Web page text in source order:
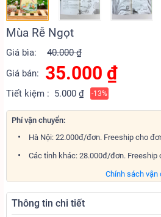
Mùa Rễ Ngọt
Giá bìa:
40.000 ₫
Giá bán:
35.000 ₫
Tiết kiệm : 5.000 ₫ -13%
Phí vận chuyển:
Hà Nội: 22.000đ/đơn. Freeship cho
Các tỉnh khác: 28.000đ/đơn. Freeship
Chính sách vận
Thông tin chi tiết